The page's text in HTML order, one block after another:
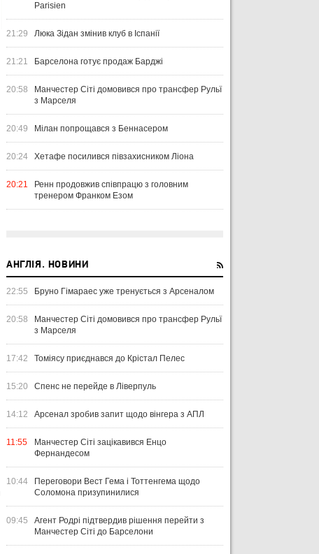
Parisien
21:29 Люка Зідан змінив клуб в Іспанії
21:21 Барселона готує продаж Барджі
20:58
Манчестер Сіті домовився про трансфер Рульї
з Марселя
20:49 Мілан попрощався з Беннасером
20:24 Хетафе посилився півзахисником Ліона
20:21
Ренн продовжив співпрацю з головним
тренером Франком Езом
АНГЛІЯ. НОВИНИ
22:55 Бруно Гімараес уже тренується з Арсеналом
20:58
Манчестер Сіті домовився про трансфер Рульї
з Марселя
17:42 Томіясу приєднався до Крістал Пелес
15:20 Спенс не перейде в Ліверпуль
14:12 Арсенал зробив запит щодо вінгера з АПЛ
11:55
Манчестер Сіті зацікавився Енцо
Фернандесом
10:44
Переговори Вест Гема і Тоттенгема щодо
Соломона призупинилися
09:45
Агент Родрі підтвердив рішення перейти з
Манчестер Сіті до Барселони